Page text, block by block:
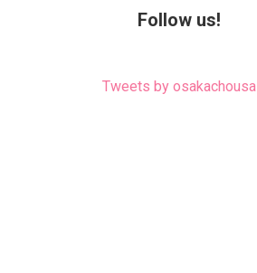
Follow us!
Tweets by osakachousa